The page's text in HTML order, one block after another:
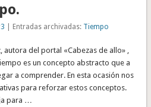
| Entradas archivadas: Tiempo
autora del portal «Cabezas de allo» ,
es un concepto abstracto que a
a comprender. En esta ocasión nos
para reforzar estos conceptos.
para …